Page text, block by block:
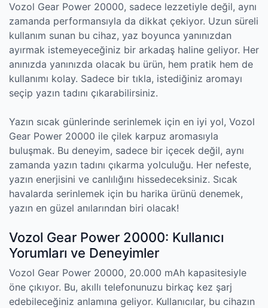
Vozol Gear Power 20000, sadece lezzetiyle değil, aynı
zamanda performansıyla da dikkat çekiyor. Uzun süreli
kullanım sunan bu cihaz, yaz boyunca yanınızdan
ayırmak istemeyeceğiniz bir arkadaş haline geliyor. Her
anınızda yanınızda olacak bu ürün, hem pratik hem de
kullanımı kolay. Sadece bir tıkla, istediğiniz aromayı
seçip yazın tadını çıkarabilirsiniz.
Yazın sıcak günlerinde serinlemek için en iyi yol, Vozol
Gear Power 20000 ile çilek karpuz aromasıyla
buluşmak. Bu deneyim, sadece bir içecek değil, aynı
zamanda yazın tadını çıkarma yolculuğu. Her nefeste,
yazın enerjisini ve canlılığını hissedeceksiniz. Sıcak
havalarda serinlemek için bu harika ürünü denemek,
yazın en güzel anılarından biri olacak!
Vozol Gear Power 20000: Kullanıcı
Yorumları ve Deneyimler
Vozol Gear Power 20000, 20.000 mAh kapasitesiyle
öne çıkıyor. Bu, akıllı telefonunuzu birkaç kez şarj
edebileceğiniz anlamına geliyor. Kullanıcılar, bu cihazın